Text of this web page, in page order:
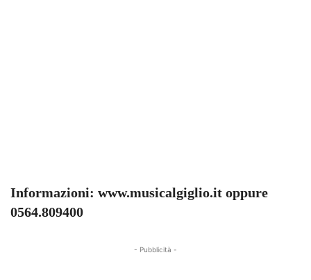
Informazioni: www.musicalgiglio.it oppure
0564.809400
- Pubblicità -